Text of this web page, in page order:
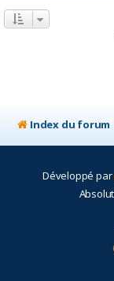
Index du forum
Développé par